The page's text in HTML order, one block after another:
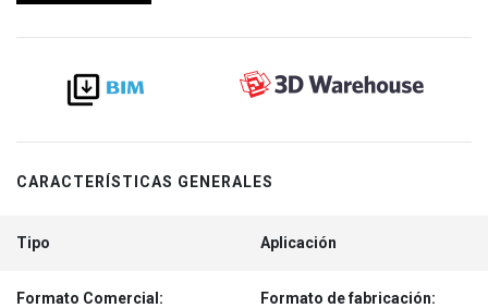
CARACTERÍSTICAS GENERALES
Tipo Aplicación
Formato Comercial: Formato de fabricación: